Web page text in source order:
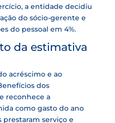
a entidade decidiu
do sócio-gerente e
do pessoal em 4%.
da estimativa
acréscimo e ao
dos
reconhece a
como gasto do ano
serviço e